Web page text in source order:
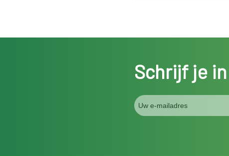
Schrijf je